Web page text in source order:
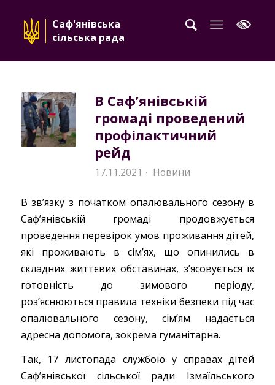
Саф'янівська
сільська рада
В Саф’янівській
громаді проведений
профілактичний
рейд
17.11.2021 · Новини
В зв’язку з початком опалювального сезону в
Саф’янівській громаді продовжується
проведення перевірок умов проживання дітей,
які проживають в сім’ях, що опинились в
складних життєвих обставинах, з’ясовується їх
готовність до зимового періоду,
роз’яснюються правила техніки безпеки під час
опалювального сезону, сім’ям надається
адресна допомога, зокрема гуманітарна.
Так, 17 листопада службою у справах дітей
Саф’янівської сільської ради Ізмаїльського